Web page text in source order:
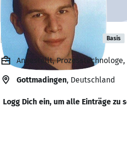
Konstantin Jung Basis
Angestellt, Prozesstechnologe,
Gottmadingen, Deutschland
Logg Dich ein, um alle Einträge zu